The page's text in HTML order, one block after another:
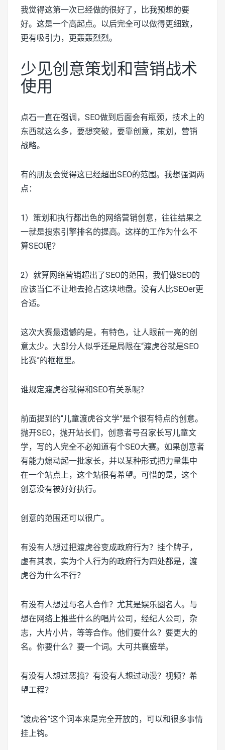
我觉得这第一次已经做的很好了，比我预想的要
好。这是一个高起点。以后完全可以做得更细致，
更有吸引力，更轰轰烈烈。
少见创意策划和营销战术
使用
点石一直在强调，SEO做到后面会有瓶颈，技术上的
东西就这么多，要想突破，要靠创意，策划，营销
战略。
有的朋友会觉得这已经超出SEO的范围。我想强调两
点：
1）策划和执行都出色的网络营销创意，往往结果之
一就是搜索引擎排名的提高。这样的工作为什么不
算SEO呢？
2）就算网络营销超出了SEO的范围，我们做SEO的
应该当仁不让地去抢占这块地盘。没有人比SEOer更
合适。
这次大赛最遗憾的是，有特色，让人眼前一亮的创
意太少。大部分人似乎还是局限在“渡虎谷就是SEO
比赛”的框框里。
谁规定渡虎谷就得和SEO有关系呢？
前面提到的“儿童渡虎谷文学”是个很有特点的创意。
抛开SEO，抛开站长们，创意者号召家长写儿童文
学，写的人完全不必知道有个SEO大赛。如果创意者
有能力煽动起一批家长，并以某种形式把力量集中
在一个站点上，这个站很有希望。可惜的是，这个
创意没有被好好执行。
创意的范围还可以很广。
有没有人想过把渡虎谷变成政府行为？挂个牌子，
虚有其表，实为个人行为的政府行为四处都是，渡
虎谷为什么不行？
有没有人想过与名人合作？尤其是娱乐圈名人。与
想在网络上推些什么的唱片公司，经纪人公司，杂
志，大片小片，等等合作。他们要什么？要更大的
名。你要什么？要一个词。大可共襄盛举。
有没有人想过恶搞？有没有人想过动漫？视频？希
望工程？
“渡虎谷”这个词本来是完全开放的，可以和很多事情
挂上钩。